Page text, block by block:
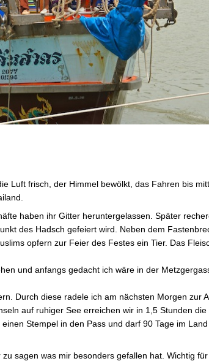
Luft frisch, der Himmel bewölkt, das Fahren bis
haben ihr Gitter heruntergelassen. Später
des Hadsch gefeiert wird. Neben dem
opfern zur Feier des Festes ein Tier. Das
und anfangs gedacht ich wäre in der
Durch diese radele ich am nächsten Morgen zur
auf ruhiger See erreichen wir in 1,5 Stunden die
Stempel in den Pass und darf 90 Tage im
sagen was mir besonders gefallen hat. Wichtig